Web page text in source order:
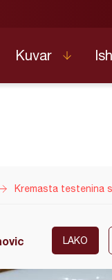
Kuvar
Kremasta testenina s
LAKO